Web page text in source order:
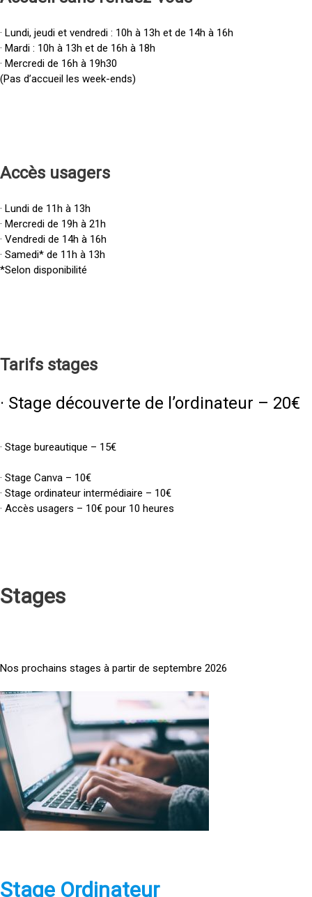
· Lundi, jeudi et vendredi : 10h à 13h et de 14h à 16h
· Mardi : 10h à 13h et de 16h à 18h
· Mercredi de 16h à 19h30
(Pas d’accueil les week-ends)
Accès usagers
· Lundi de 11h à 13h
· Mercredi de 19h à 21h
· Vendredi de 14h à 16h
· Samedi* de 11h à 13h
*Selon disponibilité
Tarifs stages
· Stage découverte de l’ordinateur – 20€
· Stage bureautique – 15€
· Stage Canva – 10€
· Stage ordinateur intermédiaire – 10€
· Accès usagers – 10€ pour 10 heures
Stages
Nos prochains stages à partir de septembre 2026
<
a
h
e
f
pStage Ordinateur